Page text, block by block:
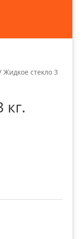
Жидкое стекло 3
кг.